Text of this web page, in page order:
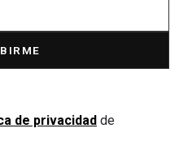
de privacidad de